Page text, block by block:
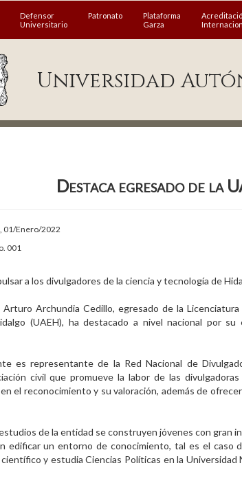
Defensor
Universitario
Patronato
Plataforma
Garza
Universidad
Destaca egresado de la
01/Enero/2022
001
a los divulgadores de la ciencia y tecnología de
Archundia Cedillo, egresado de la
(UAEH), ha destacado a nivel nacional por
es representante de la Red Nacional de
civil que promueve la labor de las
el reconocimiento y su valoración, además de
de la entidad se construyen jóvenes con gran
edificar un entorno de conocimiento, tal es el caso
y estudia Ciencias Políticas en la Universidad